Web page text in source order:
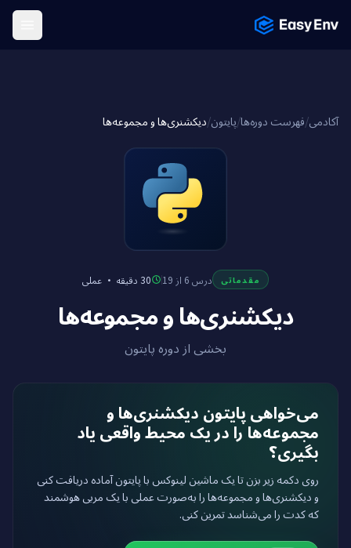
Menu
آکادمی/فهرست دوره‌ها/پایتون/دیکشنری‌ها و مجموعه‌ها
مقدماتی درس 6 از 19 30 دقیقه ·عملی
دیکشنری‌ها و مجموعه‌ها
بخشی از دوره پایتون
می‌خواهی پایتون دیکشنری‌ها و
مجموعه‌ها را در یک محیط واقعی یاد
بگیری؟
روی دکمه زیر بزن تا یک ماشین لینوکس با پایتون آماده دریافت کنی
و دیکشنری‌ها و مجموعه‌ها را به‌صورت عملی با یک مربی هوشمند
که کدت را می‌شناسد تمرین کنی.